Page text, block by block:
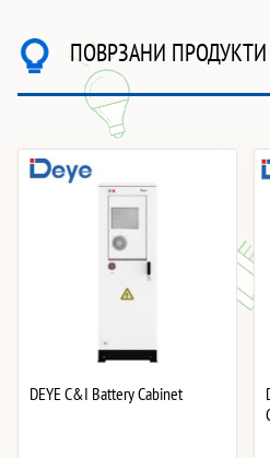
ПОВРЗАНИ ПРОДУКТИ
DEYE C&I Battery Cabinet